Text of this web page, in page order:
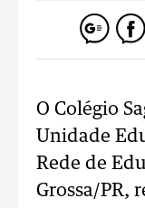
O Colégio
Unidade
Rede de
Grossa/PR,